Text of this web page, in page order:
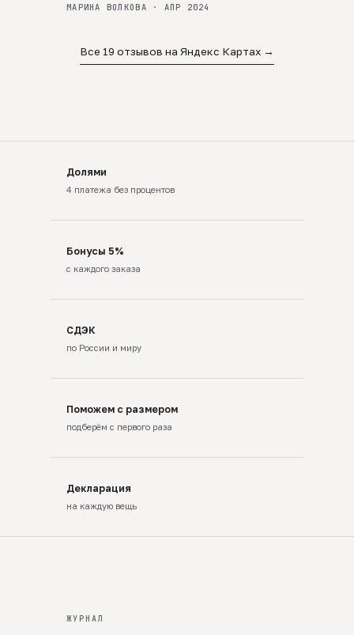
МАРИНА ВОЛКОВА · АПР 2024
Все 19 отзывов на Яндекс Картах →
Долями
4 платежа без процентов
Бонусы 5%
с каждого заказа
СДЭК
по России и миру
Поможем с размером
подберём с первого раза
Декларация
на каждую вещь
ЖУРНАЛ